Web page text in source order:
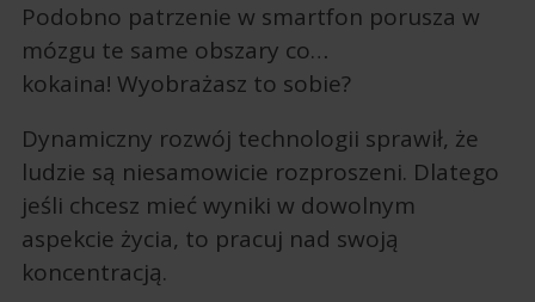
Podobno patrzenie w smartfon porusza w
mózgu te same obszary co…
kokaina! Wyobrażasz to sobie?
Dynamiczny rozwój technologii sprawił, że
ludzie są niesamowicie rozproszeni. Dlatego
jeśli chcesz mieć wyniki w dowolnym
aspekcie życia, to pracuj nad swoją
koncentracją.